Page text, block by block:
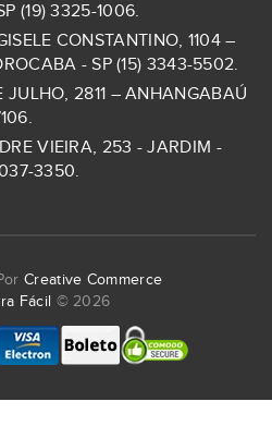
(19) 3325-1006.
CONSTANTINO, 1104 –
- SP (15) 3343-5502.
JULHO, 2811 – ANHANGABAÚ
VIEIRA, 253 - JARDIM -
3350.
Creative Commerce
Fácil © 2026